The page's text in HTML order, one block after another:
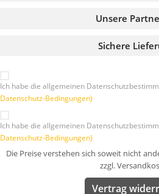
Sichere
Unsere
Ich habe die allgemeinen
Datenschutz-Bedingungen)
Ich habe die allgemeinen
Datenschutz-Bedingungen)
Die Preise verstehen sich soweit nicht
zzgl.
Vertrag